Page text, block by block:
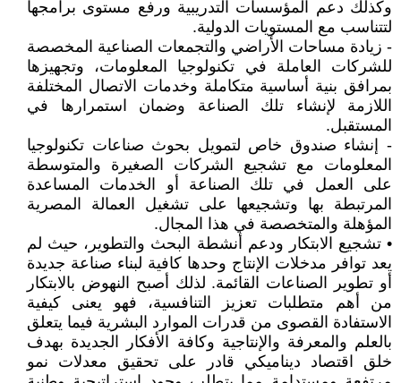
وكذلك دعم المؤسسات التدريبية ورفع مستوى برامجها
لتتناسب مع المستويات الدولية.
- زيادة مساحات الأراضي والتجمعات الصناعية المخصصة
للشركات العاملة في تكنولوجيا المعلومات، وتجهيزها
بمرافق بنية أساسية متكاملة وخدمات الاتصال المختلفة
اللازمة لإنشاء تلك الصناعة وضمان استمرارها في
المستقبل.
- إنشاء صندوق خاص لتمويل بحوث صناعات تكنولوجيا
المعلومات مع تشجيع الشركات الصغيرة والمتوسطة
على العمل في تلك الصناعة أو الخدمات المساعدة
المرتبطة بها وتشجيعها على تشغيل العمالة المصرية
المؤهلة والمتخصصة في هذا المجال.
• تشجيع الابتكار ودعم أنشطة البحث والتطوير، حيث لم
يعد توافر مدخلات الإنتاج وحدها كافية لبناء صناعة جديدة
أو تطوير الصناعات القائمة. لذلك أصبح النهوض بالابتكار
من أهم متطلبات تعزيز التنافسية، فهو يعنى كيفية
الاستفادة القصوى من قدرات الموارد البشرية فيما يتعلق
بالعلم والمعرفة والإنتاجية وكافة الأفكار الجديدة بهدف
خلق اقتصاد ديناميكي قادر على تحقيق معدلات نمو